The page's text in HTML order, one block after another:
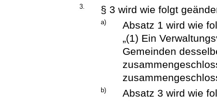
3. § 3 wird wie folgt
a)
Absatz 1 wird wie
„(1) Ein
Gemeinden
b) Absatz 3 wird wie